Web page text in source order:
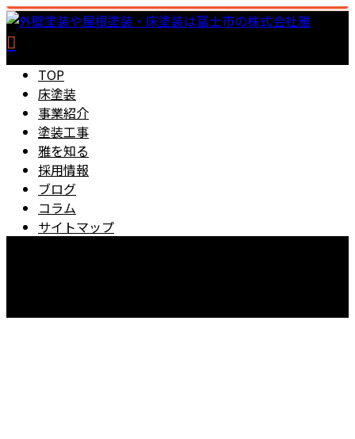
TOP
床塗装
事業紹介
塗装工事
雅を知る
採用情報
ブログ
コラム
サイトマップ